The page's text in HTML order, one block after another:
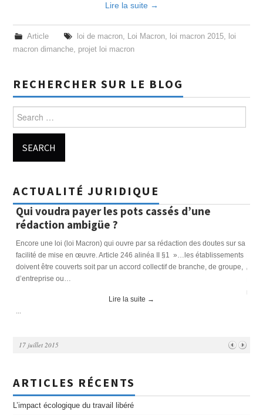
Lire la suite →
Article loi de macron, Loi Macron, loi macron 2015, loi
macron dimanche, projet loi macron
RECHERCHER SUR LE BLOG
Search for:
ACTUALITÉ JURIDIQUE
17 juillet 2015
Qui voudra payer les pots cassés d’une
rédaction ambigüe ?
Encore une loi (loi Macron) qui ouvre par sa rédaction des doutes sur sa
facilité de mise en œuvre. Article 246 alinéa II §1 »…les établissements
doivent être couverts soit par un accord collectif de branche, de groupe,
d’entreprise ou…
Lire la suite →
ont
ARTICLES RÉCENTS
L’impact écologique du travail libéré